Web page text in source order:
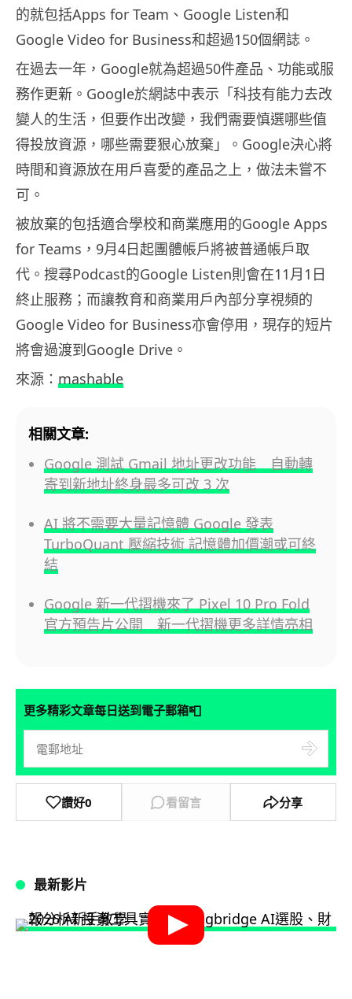
的就包括Apps for Team、Google Listen和
Google Video for Business和超過150個網誌。
在過去一年，Google就為超過50件產品、功能或服
務作更新。Google於網誌中表示「科技有能力去改
變人的生活，但要作出改變，我們需要慎選哪些值
得投放資源，哪些需要狠心放棄」。Google決心將
時間和資源放在用戶喜愛的產品之上，做法未嘗不
可。
被放棄的包括適合學校和商業應用的Google Apps
for Teams，9月4日起團體帳戶將被普通帳戶取
代。搜尋Podcast的Google Listen則會在11月1日
終止服務；而讓教育和商業用戶內部分享視頻的
Google Video for Business亦會停用，現存的短片
將會過渡到Google Drive。
來源： mashable
相關文章:
Google 測試 Gmail 地址更改功能 自動轉
寄到新地址終身最多可改 3 次
AI 將不需要大量記憶體 Google 發表
TurboQuant 壓縮技術 記憶體加價潮或可終
結
Google 新一代摺機來了 Pixel 10 Pro Fold
官方預告片公開 新一代摺機更多詳情亮相
更多精彩文章每日送到電子郵箱📮
讚好0 看留言 分享
最新影片